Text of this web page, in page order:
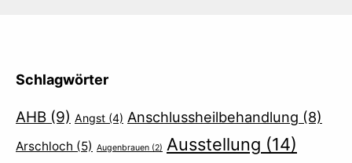
Schlagwörter
AHB (9) Angst (4) Anschlussheilbehandlung (8)
Arschloch (5) Augenbrauen (2) Ausstellung (14)